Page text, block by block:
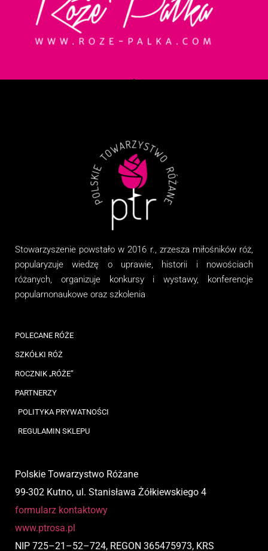
Stowarzyszenie powstało w 2016 r., zrzesza miłośników róż,
popularyzuje wiedzę o uprawie, historii i nowościach
różanych, organizujekonkursy i wystawy, konferencje
popularnonaukowe oraz szkolenia
POLECANE RÓŻE
SZKÓŁKI RÓŻ
ROCZNIK „RÓŻE”
PARTNERZY
POLITYKA PRYWATNOŚCI
REGULAMIN SKLEPU
Polskie Towarzystwo Różane
99-302 Kutno, ul. Stanisława Żółkiewskiego 4
formularz kontaktowy
www.ptrosa.pl
NIP 725–21 –52–724, REGON 365475973, KRS